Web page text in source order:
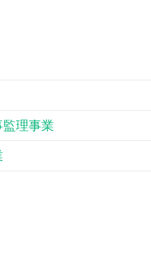
理事業